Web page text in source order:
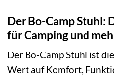
Der Bo-Camp Stuhl:
für Camping und
Der Bo-Camp Stuhl ist
Wert auf Komfort,